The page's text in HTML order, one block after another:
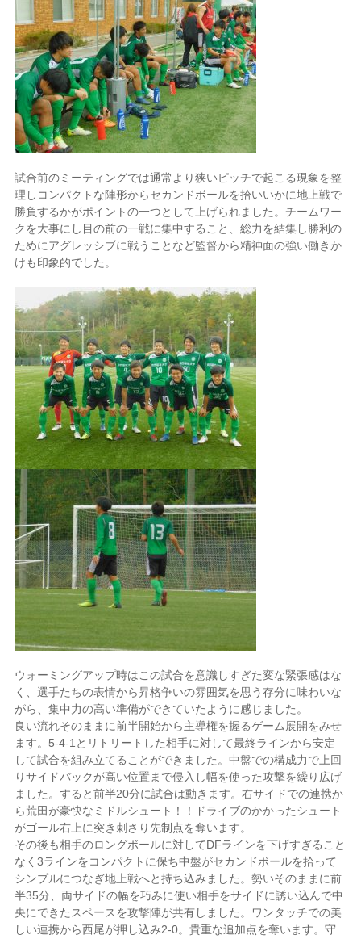
試合前のミーティングでは通常より狭いピッチで起こる現象を整
理しコンパクトな陣形からセカンドボールを拾いいかに地上戦で
勝負するかがポイントの一つとして上げられました。チームワー
クを大事にし目の前の一戦に集中すること、総力を結集し勝利の
ためにアグレッシブに戦うことなど監督から精神面の強い働きか
けも印象的でした。
ウォーミングアップ時はこの試合を意識しすぎた変な緊張感はな
く、選手たちの表情から昇格争いの雰囲気を思う存分に味わいな
がら、集中力の高い準備ができていたように感じました。
良い流れそのままに前半開始から主導権を握るゲーム展開をみせ
ます。5-4-1とリトリートした相手に対して最終ラインから安定
して試合を組み立てることができました。中盤での構成力で上回
りサイドバックが高い位置まで侵入し幅を使った攻撃を繰り広げ
ました。すると前半20分に試合は動きます。右サイドでの連携か
ら荒田が豪快なミドルシュート！！ドライブのかかったシュート
がゴール右上に突き刺さり先制点を奪います。
その後も相手のロングボールに対してDFラインを下げすぎること
なく3ラインをコンパクトに保ち中盤がセカンドボールを拾って
シンプルにつなぎ地上戦へと持ち込みました。勢いそのままに前
半35分、両サイドの幅を巧みに使い相手をサイドに誘い込んで中
央にできたスペースを攻撃陣が共有しました。ワンタッチでの美
しい連携から西尾が押し込み2-0。貴重な追加点を奪います。守